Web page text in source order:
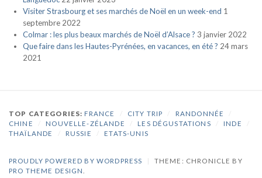
Visiter Strasbourg et ses marchés de Noël en un week-end 1
septembre 2022
Colmar : les plus beaux marchés de Noël d’Alsace ? 3 janvier 2022
Que faire dans les Hautes-Pyrénées, en vacances, en été ? 24 mars
2021
TOP CATEGORIES:FRANCE CITY TRIP RANDONNÉE
CHINE
NOUVELLE-ZÉLANDE LES DÉGUSTATIONS INDE
THAÏLANDE
RUSSIE ETATS-UNIS
PROUDLY POWERED BY WORDPRESS
THEME: CHRONICLE BY
PRO THEME DESIGN